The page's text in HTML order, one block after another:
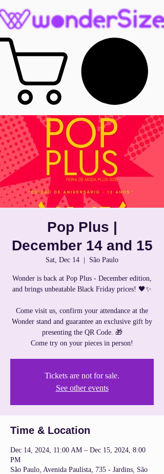
Pop Plus |
December 14 and 15
Sat, Dec 14 São Paulo
Wonder is back at Pop Plus - December edition,
and brings unbeatable Black Friday prices! 🖤✨
Come visit us, confirm your attendance at the
Wonder stand and guarantee an exclusive gift by
presenting the QR Code. 🎁
Come try on your pieces in person!
Tickets are not for sale.
See other events
Time & Location
Dec 14, 2024, 11:00 AM – Dec 15, 2024, 8:00
PM
São Paulo, Avenida Paulista, 735 - Jardins, São